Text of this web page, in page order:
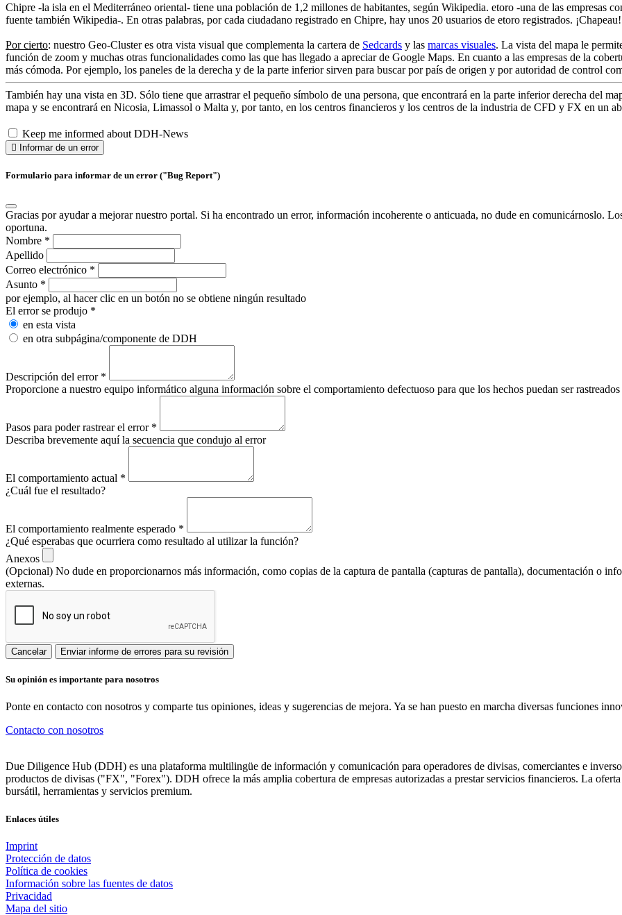
Chipre -la isla en el Mediterráneo oriental- tiene una población de 1,2 millones de habitantes, según Wikipedia. etoro -una de las empresas
fuente también Wikipedia-. En otras palabras, por cada ciudadano registrado en Chipre, hay unos 20 usuarios de etoro registrados. ¡Chapeau!
Por cierto: nuestro Geo-Cluster es otra vista visual que complementa la cartera de Sedcards y las marcas visuales. La vista del mapa le
función de zoom y muchas otras funcionalidades como las que has llegado a apreciar de Google Maps. En cuanto a las empresas de la
más cómoda. Por ejemplo, los paneles de la derecha y de la parte inferior sirven para buscar por país de origen y por autoridad de control
También hay una vista en 3D. Sólo tiene que arrastrar el pequeño símbolo de una persona, que encontrará en la parte inferior derecha del
mapa y se encontrará en Nicosia, Limassol o Malta y, por tanto, en los centros financieros y los centros de la industria de CFD y FX en un
Keep me informed about DDH-News
Informar de un error
Formulario para informar de un error ("Bug Report")
Gracias por ayudar a mejorar nuestro portal. Si ha encontrado un error, información incoherente o anticuada, no dude en comunicárnoslo.
oportuna.
Nombre *
Apellido
Correo electrónico *
Asunto *
por ejemplo, al hacer clic en un botón no se obtiene ningún resultado
El error se produjo *
en esta vista
en otra subpágina/componente de DDH
Descripción del error *
Proporcione a nuestro equipo informático alguna información sobre el comportamiento defectuoso para que los hechos puedan ser
Pasos para poder rastrear el error *
Describa brevemente aquí la secuencia que condujo al error
El comportamiento actual *
¿Cuál fue el resultado?
El comportamiento realmente esperado *
¿Qué esperabas que ocurriera como resultado al utilizar la función?
Anexos
(Opcional) No dude en proporcionarnos más información, como copias de la captura de pantalla (capturas de pantalla), documentación o
externas.
Cancelar Enviar informe de errores para su revisión
Su opinión es importante para nosotros
Ponte en contacto con nosotros y comparte tus opiniones, ideas y sugerencias de mejora. Ya se han puesto en marcha diversas funciones
Contacto con nosotros
Due Diligence Hub (DDH) es una plataforma multilingüe de información y comunicación para operadores de divisas, comerciantes e
productos de divisas ("FX", "Forex"). DDH ofrece la más amplia cobertura de empresas autorizadas a prestar servicios financieros. La
bursátil, herramientas y servicios premium.
Enlaces útiles
Imprint
Protección de datos
Política de cookies
Información sobre las fuentes de datos
Privacidad
Mapa del sitio